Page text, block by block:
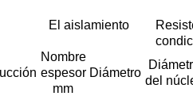
El aislamiento
Nombre
espesor
mm
Diámetro
del